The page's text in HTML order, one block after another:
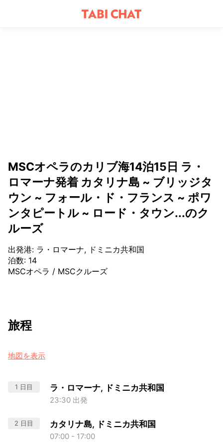
MSCオペラのカリブ海14泊15日 ラ・
ロマーナ発着 カタリナ島 ~ ブリッジタ
ウン ~ フォール・ド・フランス ~ ポワ
ンタピートル ~ ロード・タウン...のク
ルーズ
出発港: ラ・ロマーナ, ドミニカ共和国
泊数: 14
MSCオペラ / MSCクルーズ
旅程
地図を表示
1 日目 ラ・ロマーナ, ドミニカ共和国
23:30 出発
2 日目 カタリナ島, ドミニカ共和国
07:00 - 17:00